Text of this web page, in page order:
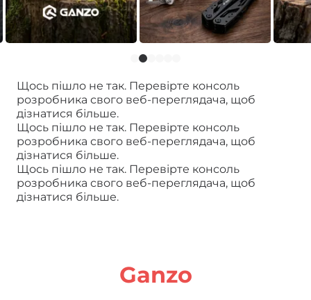
Щось пішло не так. Перевірте консоль
розробника свого веб-переглядача, щоб
дізнатися більше.
Щось пішло не так. Перевірте консоль
розробника свого веб-переглядача, щоб
дізнатися більше.
Щось пішло не так. Перевірте консоль
розробника свого веб-переглядача, щоб
дізнатися більше.
Ganzo